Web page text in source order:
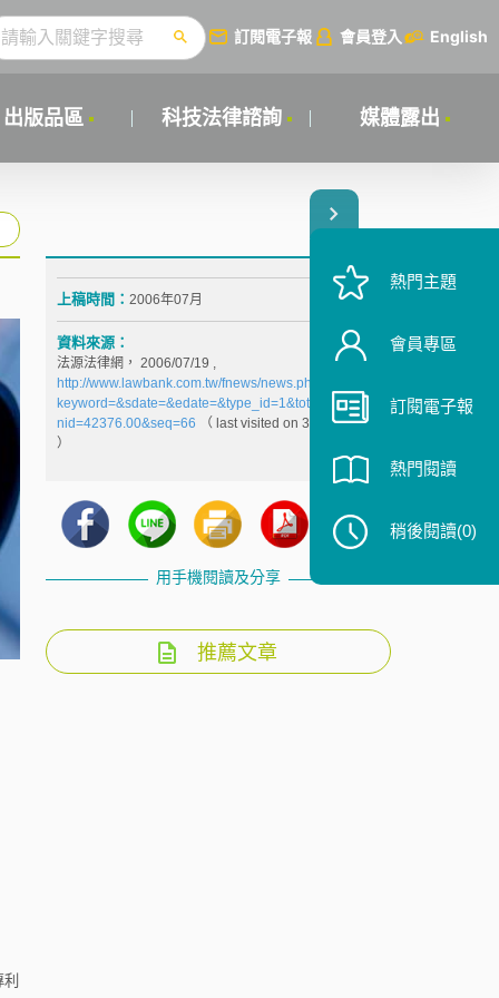
訂閱電子報 會員登入 English
出版品區 科技法律諮詢 媒體露出
上稿時間： 2006年07月
資料來源：
法源法律網， 2006/07/19 ,
http://www.lawbank.com.tw/fnews/news.php?
keyword=&sdate=&edate=&type_id=1&total=11815&
nid=42376.00&seq=66
（ last visited on 31 July 2006
）
用手機閱讀及分享
推薦文章
熱門主題
會員專區
訂閱電子報
熱門閱讀
稍後閱讀(0)